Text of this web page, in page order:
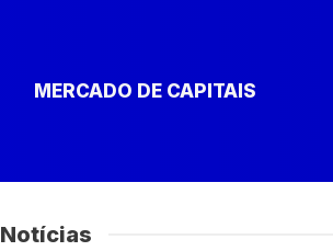
MERCADO DE CAPITAIS
Notícias